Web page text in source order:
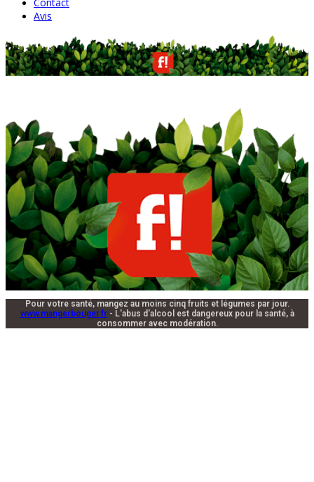
Avis
Pour votre santé, mangez au moins cinq fruits et légumes par jour.
www.mangerbouger.fr- L'abus d'alcool est dangereux pour la santé, à
consommer avec modération.